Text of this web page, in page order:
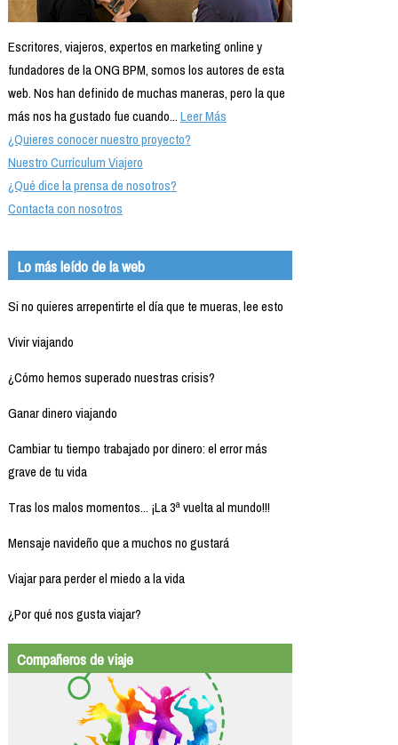
Escritores, viajeros, expertos en marketing online y
fundadores de la ONG BPM, somos los autores de esta
web. Nos han definido de muchas maneras, pero la que
más nos ha gustado fue cuando...Leer Más
¿Quieres conocer nuestro proyecto?
Nuestro Currículum Viajero
¿Qué dice la prensa de nosotros?
Contacta con nosotros
Lo más leído de la web
Si no quieres arrepentirte el día que te mueras, lee esto
Vivir viajando
¿Cómo hemos superado nuestras crisis?
Ganar dinero viajando
Cambiar tu tiempo trabajado por dinero: el error más
grave de tu vida
Tras los malos momentos... ¡La 3ª vuelta al mundo!!!
Mensaje navideño que a muchos no gustará
Viajar para perder el miedo a la vida
¿Por qué nos gusta viajar?
Compañeros de viaje